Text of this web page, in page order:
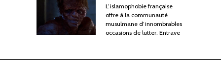
L’islamophobie française
offre à la communauté
musulmane d’innombrables
occasions de lutter. Entrave